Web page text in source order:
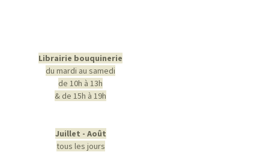
Librairie bouquinerie
du mardi au samedi
de 10h à 13h
& de 15h à 19h
Juillet - Août
tous les jours